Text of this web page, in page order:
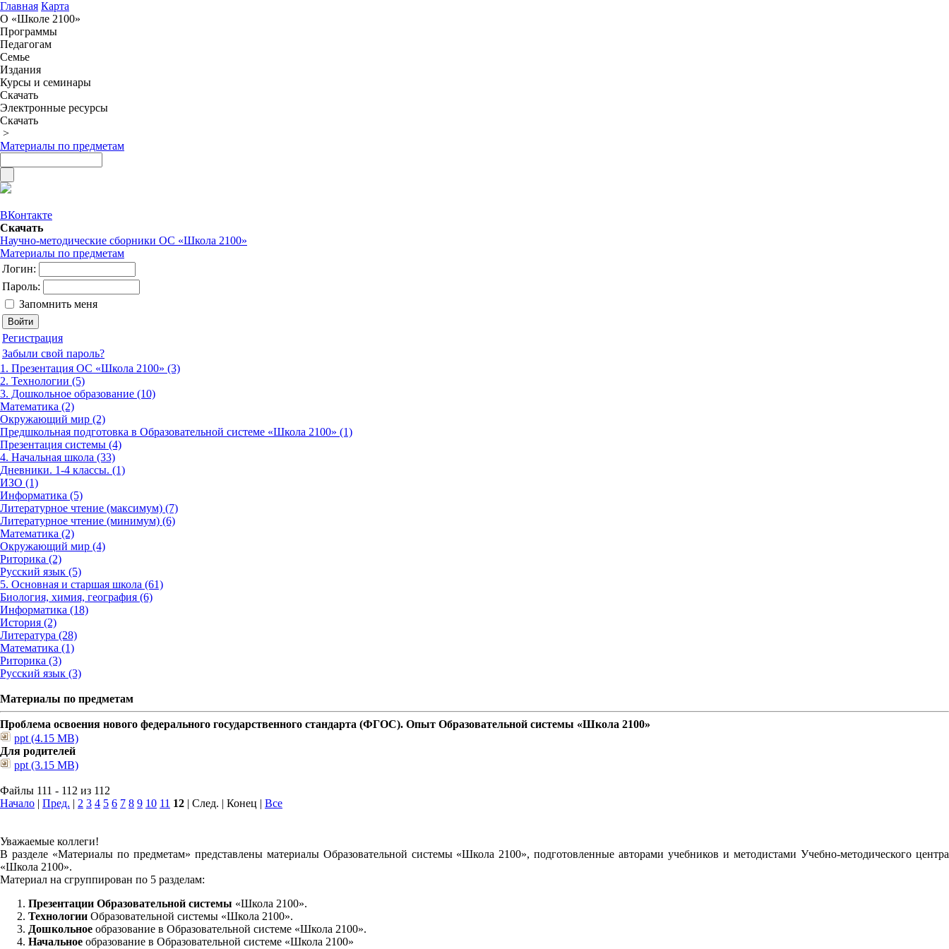
Главная Карта
О «Школе 2100»
Программы
Педагогам
Семье
Издания
Курсы и семинары
Скачать
Электронные ресурсы
Скачать
>
Материалы по предметам
ВКонтакте
Скачать
Научно-методические сборники ОС «Школа 2100»
Материалы по предметам
Логин:
Пароль:
Запомнить меня
Регистрация
Забыли свой пароль?
1. Презентация ОС «Школа 2100» (3)
2. Технологии (5)
3. Дошкольное образование (10)
Математика (2)
Окружающий мир (2)
Предшкольная подготовка в Образовательной системе «Школа 2100» (1)
Презентация системы (4)
4. Начальная школа (33)
Дневники. 1-4 классы. (1)
ИЗО (1)
Информатика (5)
Литературное чтение (максимум) (7)
Литературное чтение (минимум) (6)
Математика (2)
Окружающий мир (4)
Риторика (2)
Русский язык (5)
5. Основная и старшая школа (61)
Биология, химия, география (6)
Информатика (18)
История (2)
Литература (28)
Математика (1)
Риторика (3)
Русский язык (3)
Материалы по предметам
Проблема освоения нового федерального государственного стандарта (ФГОС). Опыт Образовательной системы «Школа 2100»
ppt (4.15 MB)
Для родителей
ppt (3.15 MB)
Файлы 111 - 112 из 112
Начало | Пред. | 2 3 4 5 6 7 8 9 10 11 12 | След. | Конец | Все
Уважаемые коллеги!
В разделе «Материалы по предметам» представлены материалы Образовательной системы «Школа 2100», подготовленные авторами учебников и методистами Учебно-методического центра
«Школа 2100».
Материал на сгруппирован по 5 разделам:
Презентации Образовательной системы «Школа 2100».
Технологии Образовательной системы «Школа 2100».
Дошкольное образование в Образовательной системе «Школа 2100».
Начальное образование в Образовательной системе «Школа 2100»